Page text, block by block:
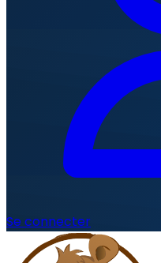
Se connecter